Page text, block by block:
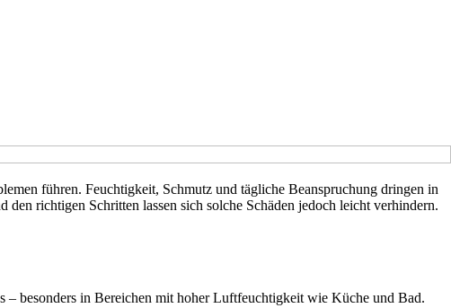
führen. Feuchtigkeit, Schmutz und tägliche Beanspruchung dringen in
richtigen Schritten lassen sich solche Schäden jedoch leicht verhindern.
besonders in Bereichen mit hoher Luftfeuchtigkeit wie Küche und Bad.